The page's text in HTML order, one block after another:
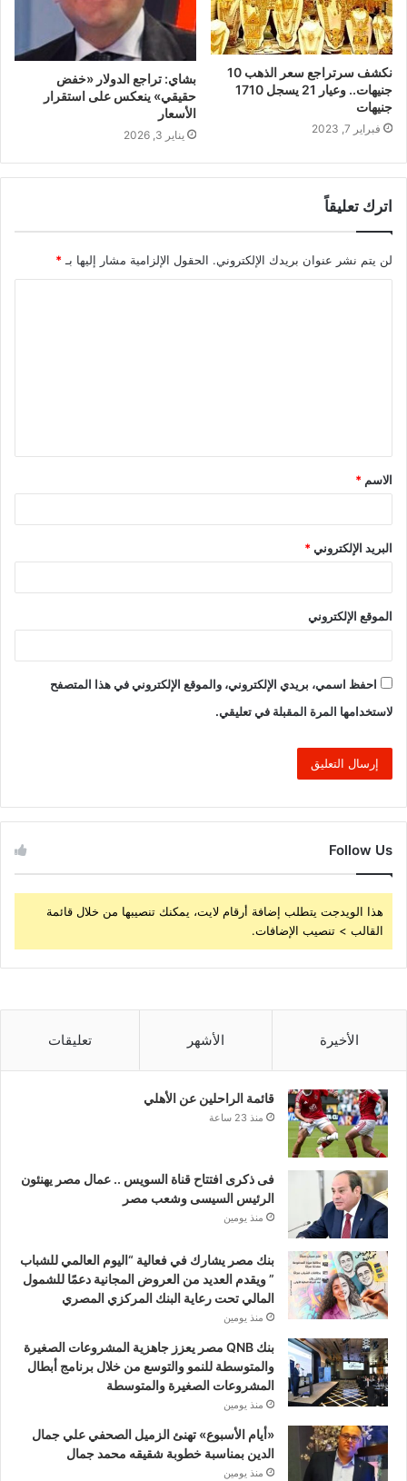
نكشف سرتراجع سعر الذهب 10
جنيهات.. وعيار 21 يسجل 1710
جنيهات
فبراير 7, 2023
بشاي: تراجع الدولار «خفض
حقيقي» ينعكس على استقرار
الأسعار
يناير 3, 2026
اترك تعليقاً
لن يتم نشر عنوان بريدك الإلكتروني. الحقول الإلزامية مشار إليها بـ*
ق
*
الاسم *
البريد الإلكتروني*
الموقع الإلكتروني
احفظ اسمي، بريدي الإلكتروني، والموقع الإلكتروني في هذا المتصفح
لاستخدامها المرة المقبلة في تعليقي.
Follow Us
هذا الويدجت يتطلب إضافة أرقام لايت، يمكنك تنصيبها من خلال قائمة
القالب > تنصيب الإضافات.
الأخيرة الأشهر تعليقات
قائمة الراحلين عن الأهلي
منذ 23 ساعة
فى ذكرى افتتاح قناة السويس .. عمال مصر يهنئون
الرئيس السيسى وشعب مصر
منذ يومين
بنك مصر يشارك في فعالية “اليوم العالمي للشباب
” ويقدم العديد من العروض المجانية دعمًا للشمول
المالي تحت رعاية البنك المركزي المصري
منذ يومين
بنك QNB مصر يعزز جاهزية المشروعات الصغيرة
والمتوسطة للنمو والتوسع من خلال برنامج أبطال
المشروعات الصغيرة والمتوسطة
منذ يومين
«أيام الأسبوع» تهنئ الزميل الصحفي علي جمال
الدين بمناسبة خطوبة شقيقه محمد جمال
منذ يومين